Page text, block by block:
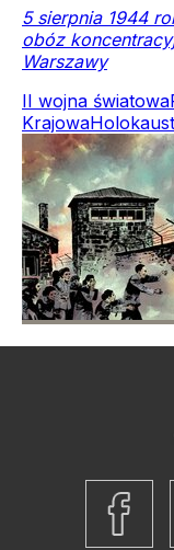
5 sierpnia 1944
obóz
Warszawy
II wojna światowa
KrajowaHolokaust